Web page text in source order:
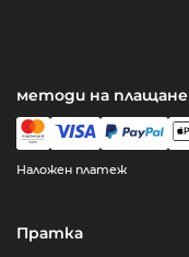
методи на плащане
Наложен платеж
Пратка